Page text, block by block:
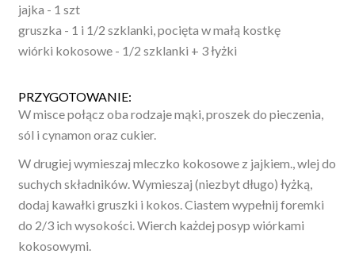
jajka - 1 szt
gruszka - 1 i 1/2 szklanki, pocięta w małą kostkę
wiórki kokosowe - 1/2 szklanki + 3 łyżki
PRZYGOTOWANIE:
W misce połącz oba rodzaje mąki, proszek do pieczenia,
sól i cynamon oraz cukier.
W drugiej wymieszaj mleczko kokosowe z jajkiem., wlej do
suchych składników. Wymieszaj (niezbyt długo) łyżką,
dodaj kawałki gruszki i kokos. Ciastem wypełnij foremki
do 2/3 ich wysokości. Wierch każdej posyp wiórkami
kokosowymi.